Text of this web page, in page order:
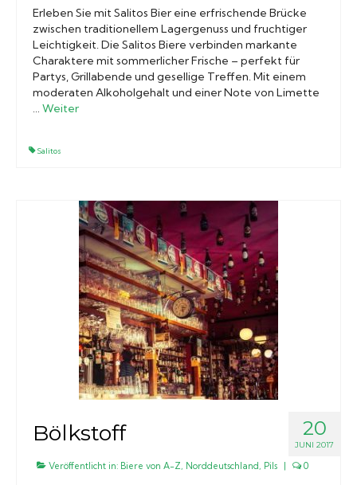
Erleben Sie mit Salitos Bier eine erfrischende Brücke
zwischen traditionellem Lagergenuss und fruchtiger
Leichtigkeit. Die Salitos Biere verbinden markante
Charaktere mit sommerlicher Frische – perfekt für
Partys, Grillabende und gesellige Treffen. Mit einem
moderaten Alkoholgehalt und einer Note von Limette
… Weiter
Salitos
20
JUNI 2017
Bölkstoff
Veröffentlicht in: Biere von A-Z, Norddeutschland, Pils | 0